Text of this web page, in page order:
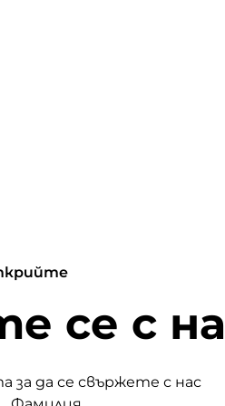
се с
да се свържете с нас